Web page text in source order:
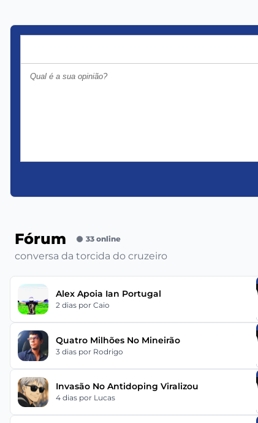
Fórum 33 online
conversa da torcida do cruzeiro
Alex Apoia Ian Portugal
2 dias por Caio
Quatro Milhões No Mineirão
3 dias por Rodrigo
Invasão No Antidoping Viralizou
4 dias por Lucas